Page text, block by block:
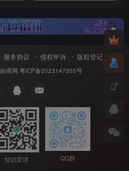
服务协议 侵权申诉 版权登记
由甫网 粤ICP备2023147355号
知识星球 QQ群